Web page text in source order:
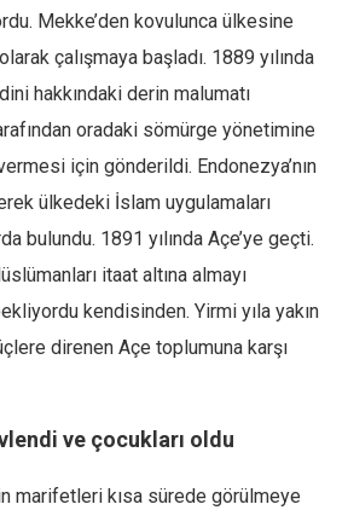
Mekke’den kovulunca ülkesine
çalışmaya başladı. 1889 yılında
hakkındaki derin malumatı
oradaki sömürge yönetimine
için gönderildi. Endonezya’nın
ülkedeki İslam uygulamaları
bulundu. 1891 yılında Açe’ye geçti.
itaat altına almayı
kendisinden. Yirmi yıla yakın
direnen Açe toplumuna karşı
ve çocukları oldu
marifetleri kısa sürede görülmeye